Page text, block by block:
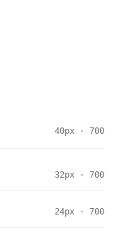
40px · 700
32px · 700
24px · 700